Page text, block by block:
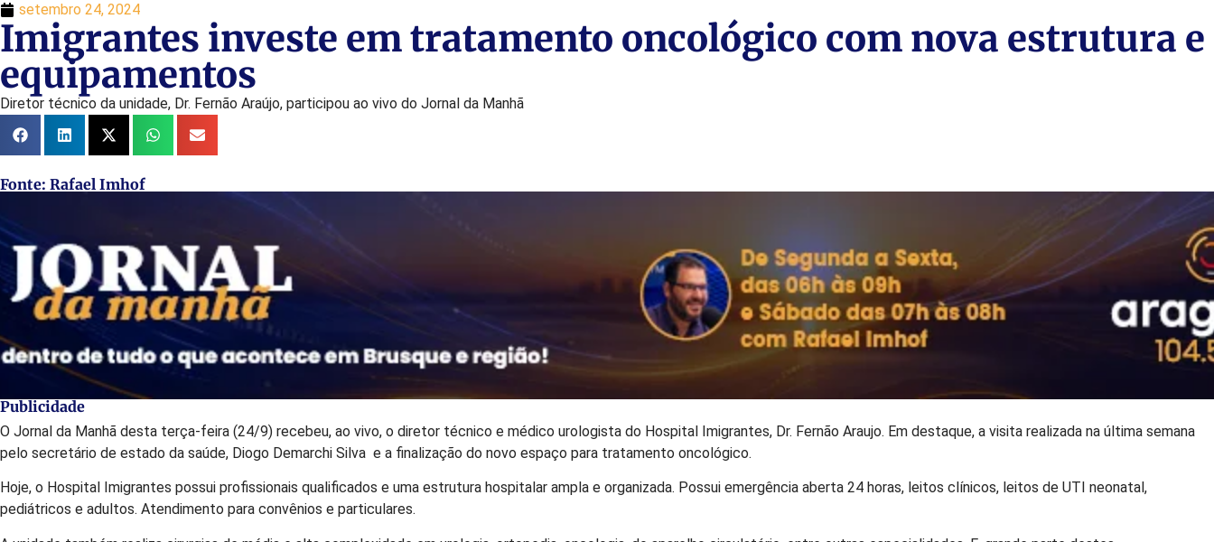
setembro 24, 2024
Imigrantes investe em tratamento oncológico com nova estrutura e
equipamentos
Diretor técnico da unidade, Dr. Fernão Araújo, participou ao vivo do Jornal da Manhã
Fonte: Rafael Imhof
Publicidade
O Jornal da Manhã desta terça-feira (24/9) recebeu, ao vivo, o diretor técnico e médico urologista do Hospital Imigrantes, Dr. Fernão Araujo. Em destaque, a visita realizada na última semana
pelo secretário de estado da saúde, Diogo Demarchi Silva e a finalização do novo espaço para tratamento oncológico.
Hoje, o Hospital Imigrantes possui profissionais qualificados e uma estrutura hospitalar ampla e organizada. Possui emergência aberta 24 horas, leitos clínicos, leitos de UTI neonatal,
pediátricos e adultos. Atendimento para convênios e particulares.